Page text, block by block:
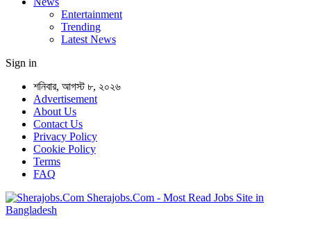
Entertainment
Trending
Latest News
Sign in
শনিবার, আগস্ট ৮, ২০২৬
Advertisement
About Us
Contact Us
Privacy Policy
Cookie Policy
Terms
FAQ
Sherajobs.Com - Most Read Jobs Site in
Bangladesh